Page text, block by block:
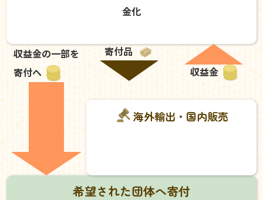
金化
収益金の一部を
寄付へ
寄付品
収益金
海外輸出・国内販売
希望された団体へ寄付